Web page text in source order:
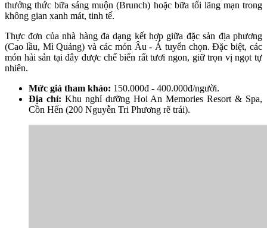
thưởng thức bữa sáng muộn (Brunch) hoặc bữa tối lãng mạn trong
không gian xanh mát, tinh tế.
Thực đơn của nhà hàng đa dạng kết hợp giữa đặc sản địa phương
(Cao lầu, Mì Quảng) và các món Âu - Á tuyển chọn. Đặc biệt, các
món hải sản tại đây được chế biến rất tươi ngon, giữ trọn vị ngọt tự
nhiên.
Mức giá tham khảo: 150.000đ - 400.000đ/người.
Địa chỉ: Khu nghỉ dưỡng Hoi An Memories Resort & Spa,
Cồn Hến (200 Nguyễn Tri Phương rẽ trái).